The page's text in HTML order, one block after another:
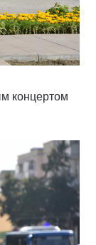
концертом